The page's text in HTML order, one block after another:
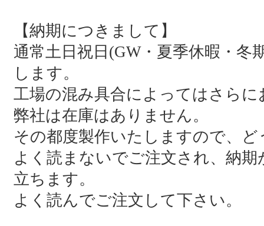
【納期につきまして】
通常土日祝日(GW・夏季休暇・冬
します。
工場の混み具合によってはさら
弊社は在庫はありません。
その都度製作いたしますので、
よく読まないでご注文され、納
立ちます。
よく読んでご注文して下さい。